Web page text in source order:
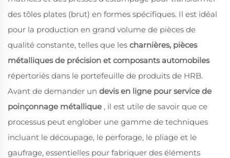
des tôles plates (brut) en formes spécifiques. Il est idéal
pour la production en grand volume de pièces de
qualité constante, telles que les charnières, pièces
métalliques de précision et composants automobiles
répertoriés dans le portefeuille de produits de HRB.
Avant de demander un devis en ligne pour service de
poinçonnage métallique , il est utile de savoir que ce
processus peut englober une gamme de techniques
incluant le découpage, le perforage, le pliage et le
gaufrage, essentielles pour fabriquer des éléments